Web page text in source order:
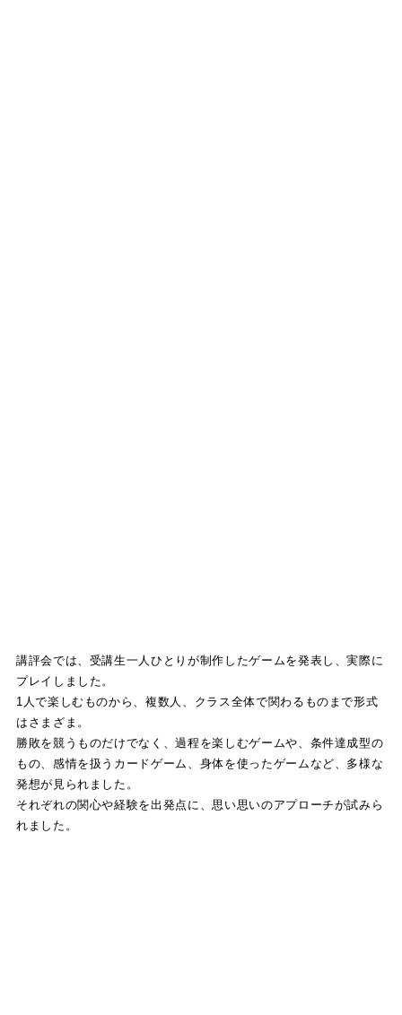
講評会では、受講生一人ひとりが制作したゲームを発表し、実際に
プレイしました。
1人で楽しむものから、複数人、クラス全体で関わるものまで形式
はさまざま。
勝敗を競うものだけでなく、過程を楽しむゲームや、条件達成型の
もの、感情を扱うカードゲーム、身体を使ったゲームなど、多様な
発想が見られました。
それぞれの関心や経験を出発点に、思い思いのアプローチが試みら
れました。